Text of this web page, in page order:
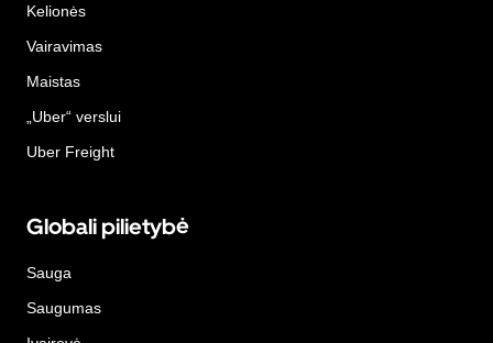
Kelionės
Vairavimas
Maistas
„Uber“ verslui
Uber Freight
Globali pilietybė
Sauga
Saugumas